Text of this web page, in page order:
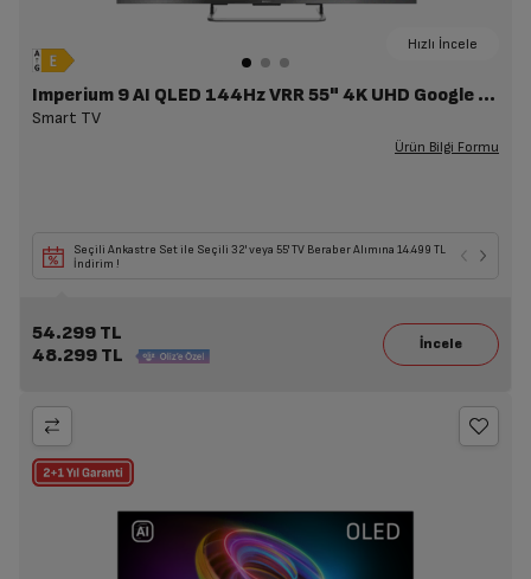
Hızlı İncele
Imperium 9 AI QLED 144Hz VRR 55" 4K UHD Google TV - A 955 C AI
Smart TV
Ürün Bilgi Formu
Seçili Ankastre Set ile Seçili 32' veya 55' TV Beraber Alımına 14.499 TL
İndirim !
54.299 TL
48.299 TL